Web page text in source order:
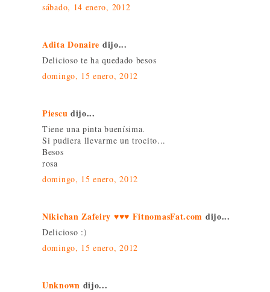
sábado, 14 enero, 2012
Adita Donaire dijo...
Delicioso te ha quedado besos
domingo, 15 enero, 2012
Piescu dijo...
Tiene una pinta buenísima.
Si pudiera llevarme un trocito...
Besos
rosa
domingo, 15 enero, 2012
Nikichan Zafeiry ♥♥♥ FitnomasFat.com dijo...
Delicioso :)
domingo, 15 enero, 2012
Unknown dijo...